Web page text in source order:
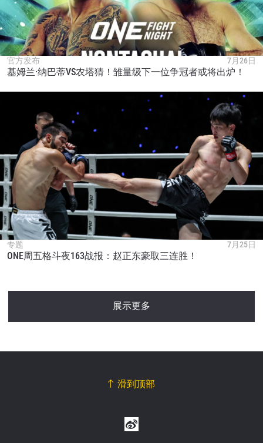
官方发布 7月26日
基姆兰·纳巴蒂VS农塔猜！雏量级下一位争冠者或将出炉！
专题 7月25日
ONE周五格斗夜163战报：赵正东豪取三连胜！
展示更多
滑到顶部